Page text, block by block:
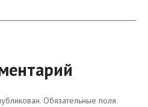
Обязательные поля